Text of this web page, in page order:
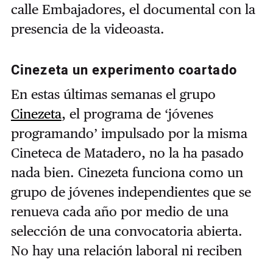
calle Embajadores, el documental con la
presencia de la videoasta.
Cinezeta un experimento coartado
En estas últimas semanas el grupo
Cinezeta, el programa de ‘jóvenes
programando’ impulsado por la misma
Cineteca de Matadero, no la ha pasado
nada bien. Cinezeta funciona como un
grupo de jóvenes independientes que se
renueva cada año por medio de una
selección de una convocatoria abierta.
No hay una relación laboral ni reciben